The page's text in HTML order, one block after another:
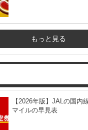
もっと見る
【2026年版】JALの国内
マイルの早見表